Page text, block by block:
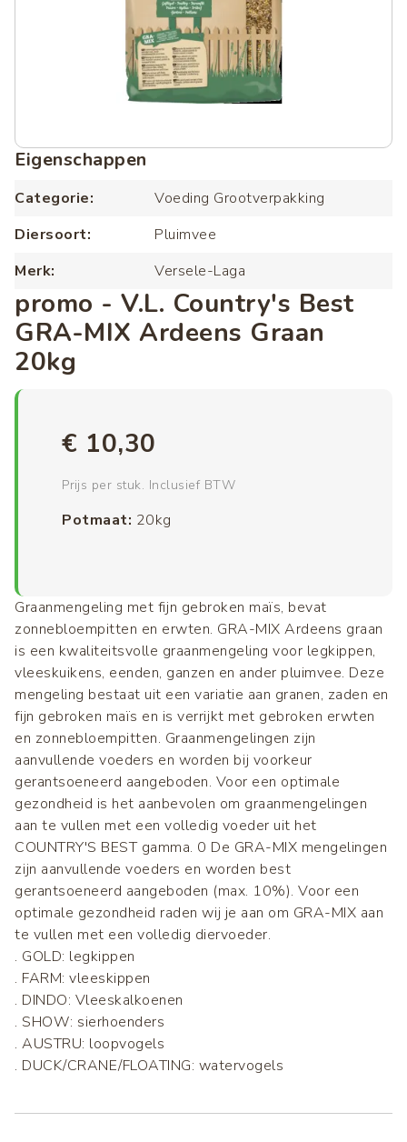
Eigenschappen
Categorie
Voeding Grootverpakking
Diersoort
Pluimvee
Merk
Versele-Laga
promo - V.L. Country's Best
GRA-MIX Ardeens Graan
20kg
€ 10,30
Prijs per stuk. Inclusief BTW
Potmaat 20kg
Graanmengeling met fijn gebroken maïs, bevat
zonnebloempitten en erwten. GRA-MIX Ardeens graan
is een kwaliteitsvolle graanmengeling voor legkippen,
vleeskuikens, eenden, ganzen en ander pluimvee. Deze
mengeling bestaat uit een variatie aan granen, zaden en
fijn gebroken maïs en is verrijkt met gebroken erwten
en zonnebloempitten. Graanmengelingen zijn
aanvullende voeders en worden bij voorkeur
gerantsoeneerd aangeboden. Voor een optimale
gezondheid is het aanbevolen om graanmengelingen
aan te vullen met een volledig voeder uit het
COUNTRY'S BEST gamma. 0 De GRA-MIX mengelingen
zijn aanvullende voeders en worden best
gerantsoeneerd aangeboden (max. 10%). Voor een
optimale gezondheid raden wij je aan om GRA-MIX aan
te vullen met een volledig diervoeder.
. GOLD: legkippen
. FARM: vleeskippen
. DINDO: Vleeskalkoenen
. SHOW: sierhoenders
. AUSTRU: loopvogels
. DUCK/CRANE/FLOATING: watervogels